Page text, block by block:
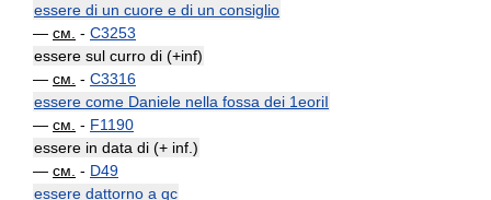
essere di un cuore e di un consiglio
— см. - C3253
essere sul curro di (+inf)
— см. - C3316
essere come Daniele nella fossa dei 1eoriI
— см. - F1190
essere in data di (+ inf.)
— см. - D49
essere dattorno a qc